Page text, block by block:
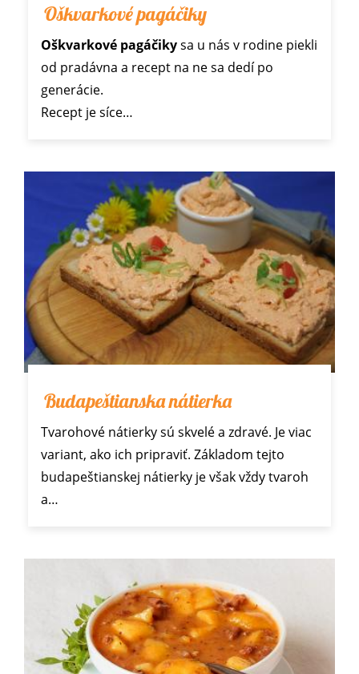
Oškvarkové pagáčiky
Oškvarkové pagáčikysa u nás v rodine piekli
od pradávna a recept na ne sa dedí po
generácie.
Recept je síce…
Budapeštianska nátierka
Tvarohové nátierky sú skvelé a zdravé. Je viac
variant, ako ich pripraviť. Základom tejto
budapeštianskej nátierky je však vždy tvaroh
a…